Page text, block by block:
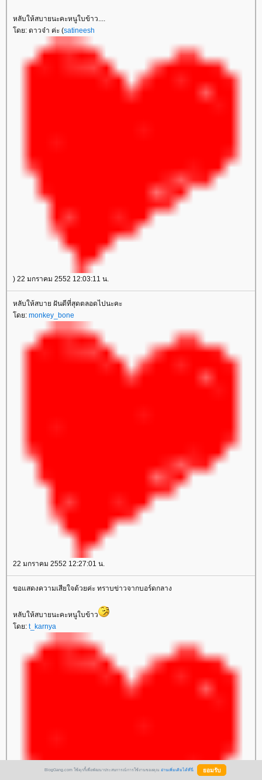
หลับให้สบายนะคะหนูใบข้าว....
ดย: ดาวจ๋า ค่ะ (satineesh
) 22 มกราคม 2552 12:03:11 น.
หลับให้สบาย ฝันดีที่สุดตลอดไปนะคะ
ดย: monkey_bone
22 มกราคม 2552 12:27:01 น.
ขอแสดงความเสียใจด้วยค่ะ ทราบข่าวจากบอร์ดกลาง
หลับให้สบายนะคะหนูใบข้าว
ดย: t_karnya
BlogGang.com ใช้คุกกี้เพื่อพัฒนาประสบการณ์การใช้งานของคุณ อ่านเพิ่มเติมได้ที่นี่